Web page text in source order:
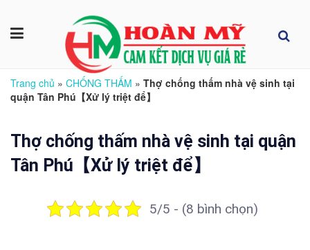
Trang chủ » CHỐNG THẤM » Thợ chống thấm nhà vệ sinh tại
quận Tân Phú【Xử lý triệt để】
Thợ chống thấm nhà vệ sinh tại quận
Tân Phú【Xử lý triệt để】
5/5 - (8 bình chọn)